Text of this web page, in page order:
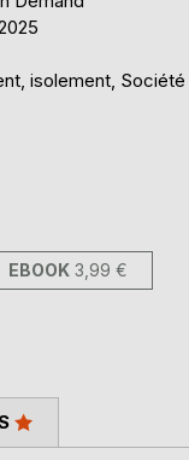
isolement, Société
EBOOK 3,99 €